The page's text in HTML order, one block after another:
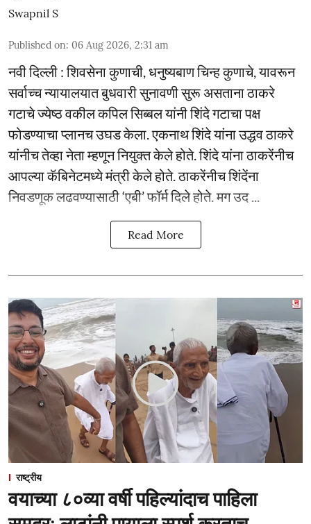
Swapnil S
Published on: 06 Aug 2026, 2:31 am
नवी दिल्ली : शिवसेना कुणाची, धनुष्यबाण चिन्ह कुणाचे, यावरून
सर्वाच्च न्यायालयात बुधवारी सुनावणी सुरू असताना ठाकरे
गटाचे ज्येष्ठ वकील कपिल सिब्बल यांनी शिंदे गटाचा पक्ष
फोडण्याचा प्लानच उघड केला. एकनाथ शिंदे यांना उद्धव ठाकरे
यांनीच तेव्हा नेता म्हणून नियुक्त केले होते. शिंदे यांना ठाकरेंनीच
आपल्या कॅबिनेटमध्ये मंत्री केले होते. ठाकरेंनीच शिंदेंना
निवडणूक लढवण्यासाठी ‘एबी’ फॉर्म दिले होते. मग उद ...
Read More
राष्ट्रीय
वयाच्या ८०व्या वर्षी पहिल्यांदाच पाहिला